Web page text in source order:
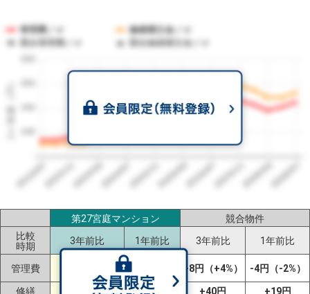
1㎡単価（円）
管理費／㎡
修繕積立金／㎡
競合管理費／㎡
競合修繕積立金／㎡
2023/072023/112024/032024/072024/112025/032025/072025/112026/032026/07
第27宮庭マンション
競合物件
比較
時期
3年前比 1年前比 3年前比 1年前比
管理費
（+93%）
（±0%）
+8円（+4%） -4円（-2%）
修繕
+107円
-17円
+40円
+19円